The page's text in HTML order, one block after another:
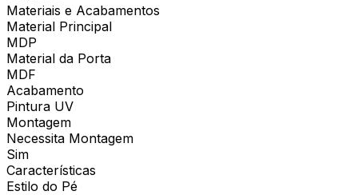
Materiais e Acabamentos
Material Principal
MDP
Material da Porta
MDF
Acabamento
Pintura UV
Montagem
Necessita Montagem
Sim
Características
Estilo do Pé